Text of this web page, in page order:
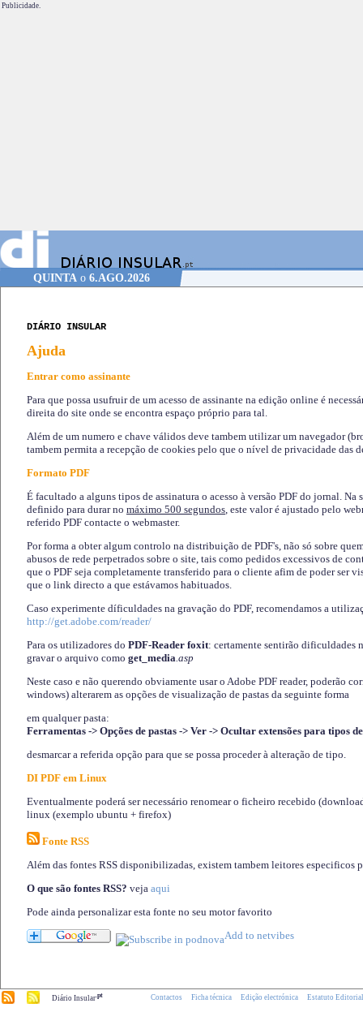
Publicidade.
QUINTAo 6.AGO.2026
DIÁRIO INSULAR
Ajuda
Entrar como assinante
Para que possa usufruir de um acesso de assinante na edição online é
direita do site onde se encontra espaço próprio para tal.
Além de um numero e chave válidos deve tambem utilizar um navegador
tambem permita a recepção de cookies pelo que o nível de privacidade das
Formato PDF
É facultado a alguns tipos de assinatura o acesso à versão PDF do jornal. Na
definido para durar no máximo 500 segundos, este valor é ajustado pelo
referido PDF contacte o webmaster.
Por forma a obter algum controlo na distribuição de PDF's, não só sobre
abusos de rede perpetrados sobre o site, tais como pedidos excessivos de
que o PDF seja completamente transferido para o cliente afim de poder ser
que o link directo a que estávamos habituados.
Caso experimente díficuldades na gravação do PDF, recomendamos a
http://get.adobe.com/reader/
Para os utilizadores do PDF-Reader foxit: certamente sentirão dificuldades
gravar o arquivo como get_media.asp
Neste caso e não querendo obviamente usar o Adobe PDF reader, poderão
windows) alterarem as opções de visualização de pastas da seguinte forma
em qualquer pasta:
Ferramentas -> Opções de pastas -> Ver -> Ocultar extensões para tipos
desmarcar a referida opção para que se possa proceder à alteração de tipo.
DI PDF em Linux
Eventualmente poderá ser necessário renomear o ficheiro recebido
linux (exemplo ubuntu + firefox)
Fonte RSS
Além das fontes RSS disponibilizadas, existem tambem leitores especificos
O que são fontes RSS? veja aqui
Pode ainda personalizar esta fonte no seu motor favorito
Diário Insular.pt Contactos Ficha técnica Edição electrónica Estatuto Editorial